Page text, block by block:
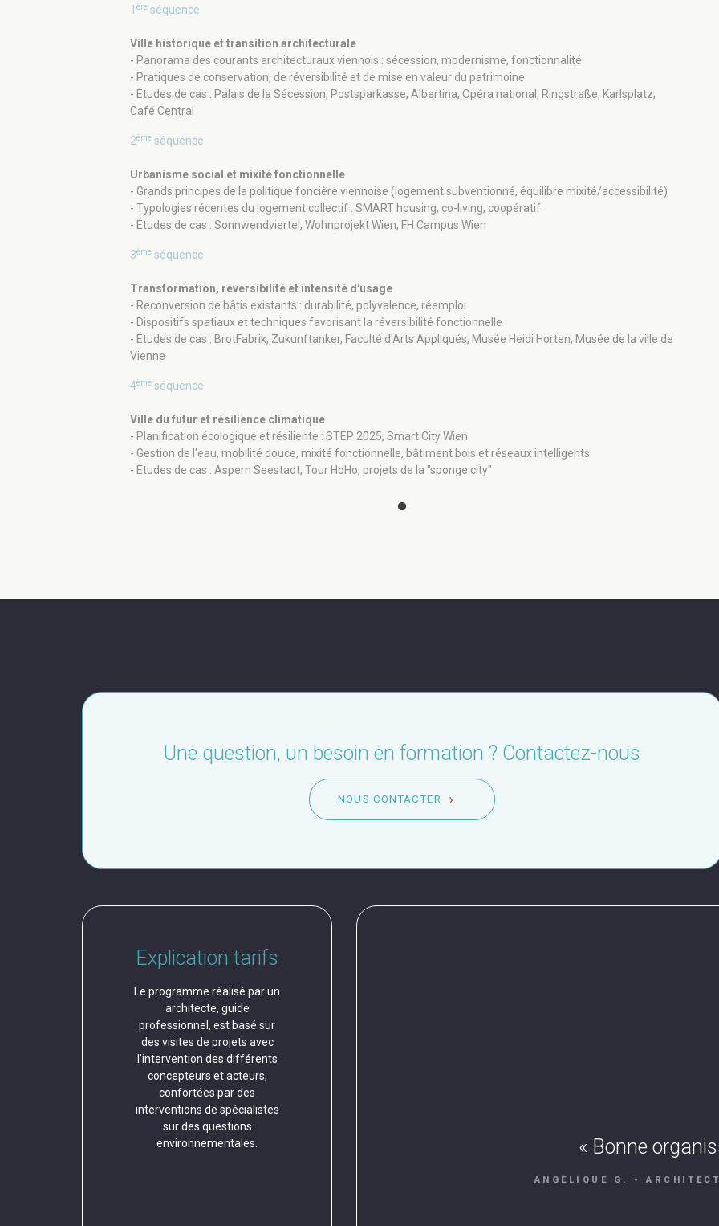
1 ère séquence
Ville historique et transition architecturale
- Panorama des courants architecturaux viennois : sécession, modernisme, fonctionnalité
- Pratiques de conservation, de réversibilité et de mise en valeur du patrimoine
- Études de cas : Palais de la Sécession, Postsparkasse, Albertina, Opéra national, Ringstraße, Karlsplatz,
Café Central
2ème séquence
Urbanisme social et mixité fonctionnelle
- Grands principes de la politique foncière viennoise (logement subventionné, équilibre mixité/accessibilité)
- Typologies récentes du logement collectif : SMART housing, co-living, coopératif
- Études de cas : Sonnwendviertel, Wohnprojekt Wien, FH Campus Wien
3ème séquence
Transformation, réversibilité et intensité d'usage
- Reconversion de bâtis existants : durabilité, polyvalence, réemploi
- Dispositifs spatiaux et techniques favorisant la réversibilité fonctionnelle
- Études de cas : BrotFabrik, Zukunftanker, Faculté d'Arts Appliqués, Musée Heidi Horten, Musée de la ville de
Vienne
4ème séquence
Ville du futur et résilience climatique
- Planification écologique et résiliente : STEP 2025, Smart City Wien
- Gestion de l'eau, mobilité douce, mixité fonctionnelle, bâtiment bois et réseaux intelligents
- Études de cas : Aspern Seestadt, Tour HoHo, projets de la "sponge city"
Explication tarifs
Le programme réalisé par un
architecte, guide
professionnel, est basé sur
des visites de projets avec
l’intervention des différents
concepteurs et acteurs,
confortées par des
interventions de spécialistes
sur des questions
environnementales.
« Bonne organisation »
construction, une cheffe de projet
musée , qui a su partager son
l'origine d'un projet coopératif, un
Une question, un besoin en formation ? Contactez-nous
NOUS CONTACTER